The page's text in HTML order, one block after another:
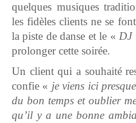
quelques musiques
les fidèles clients ne se
la piste de danse et le «DJ
prolonger cette soirée.
Un client qui a souhaité
confie « je viens ici
du bon temps et oublier
qu’il y a une bonne